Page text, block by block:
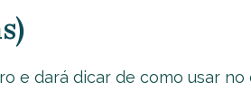
e dará dicar de como usar no